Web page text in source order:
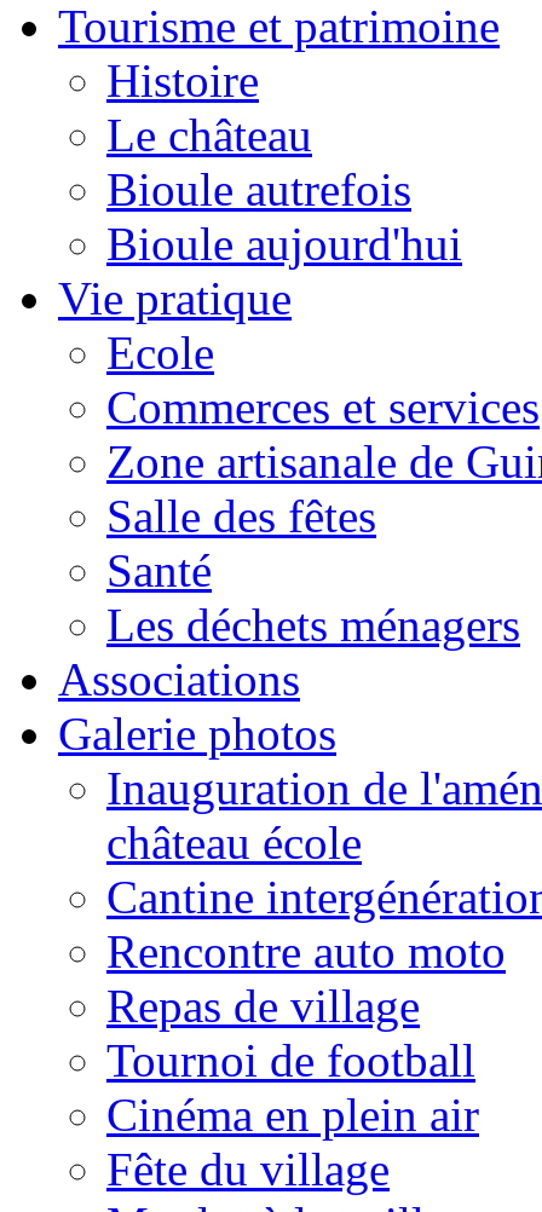
Tourisme et patrimoine
Histoire
Le château
Bioule autrefois
Bioule aujourd'hui
Vie pratique
Ecole
Commerces et services
Zone artisanale de
Salle des fêtes
Santé
Les déchets ménagers
Associations
Galerie photos
Inauguration de
château école
Cantine
Rencontre auto moto
Repas de village
Tournoi de football
Cinéma en plein air
Fête du village